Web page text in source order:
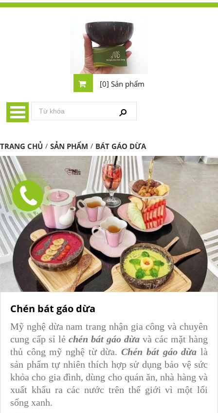
[0] Sản phẩm
TRANG CHỦ / SẢN PHẨM / BÁT GÁO DỪA
Chén bát gáo dừa
Mỹ nghệ dừa nam trang nhận gia công và chuyên
cung cấp sỉ lẻ chén bát gáo dừa và các mặt hàng
thủ công mỹ nghệ từ dừa.Chén bát gáo dừa là
sản phẩm tự nhiên thích hợp sử dụng bảo vệ sức
khỏa cho gia đình, dùng cho quán ăn, nhà hàng và
xuất khẩu ra các nước trên thế giới vì một lối
sống xanh.